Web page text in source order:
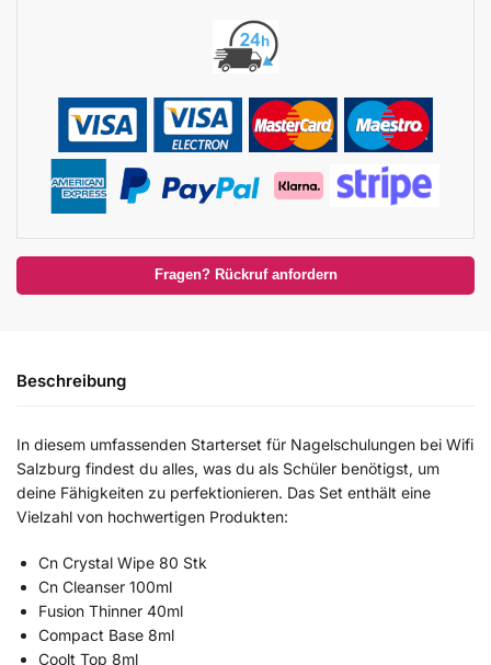
Fragen? Rückruf anfordern
Beschreibung
In diesem umfassenden Starterset für Nagelschulungen bei Wifi
Salzburg findest du alles, was du als Schüler benötigst, um
deine Fähigkeiten zu perfektionieren. Das Set enthält eine
Vielzahl von hochwertigen Produkten:
Cn Crystal Wipe 80 Stk
Cn Cleanser 100ml
Fusion Thinner 40ml
Compact Base 8ml
Coolt Top 8ml